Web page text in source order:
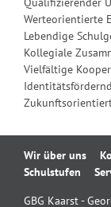
Werteorientierte
Lebendige
Kollegiale
Vielfältige
Navigation
überspringen
Wir über uns
Schulstufen
GBG Kaarst -